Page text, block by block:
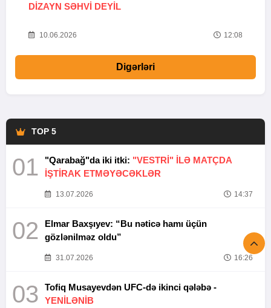
DIZAYN SƏHVI DEYIL
10.06.2026 12:08
Digərləri
TOP 5
01 "Qarabağ"da iki itki: "VESTRİ" İLƏ MATÇDA
İŞTİRAK ETMƏYƏCƏKLƏR
13.07.2026 14:37
02
Elmar Baxşıyev: “Bu nəticə hamı üçün
gözlənilməz oldu”
31.07.2026 16:26
03
Tofiq Musayevdən UFC-də ikinci qələbə -
YENİLƏNİB